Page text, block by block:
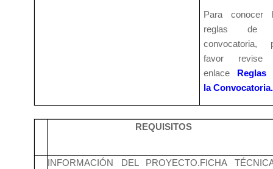
Para conocer
reglas de
convocatoria,
favor revise
enlace Reglas
la Convocatoria.
REQUISITOS
INFORMACIÓN DEL PROYECTO.FICHA